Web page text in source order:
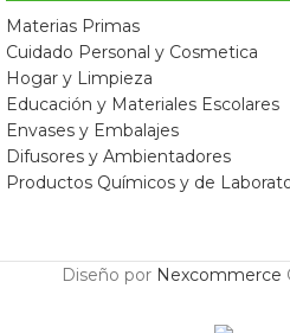
Materias Primas
Cuidado Personal y Cosmetica
Hogar y Limpieza
Educación y Materiales Escolares
Envases y Embalajes
Difusores y Ambientadores
Productos Químicos y de
Diseño por Nexcommerce